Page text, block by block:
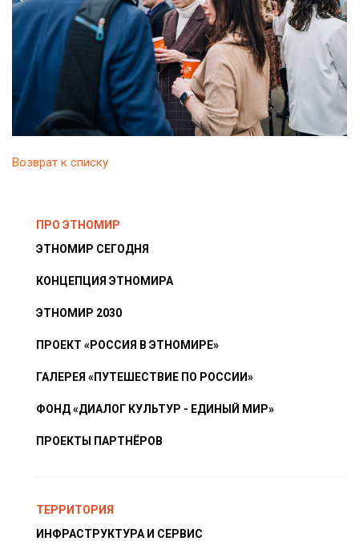
Возврат к списку
ПРО ЭТНОМИР
ЭТНОМИР СЕГОДНЯ
КОНЦЕПЦИЯ ЭТНОМИРА
ЭТНОМИР 2030
ПРОЕКТ «РОССИЯ В ЭТНОМИРЕ»
ГАЛЕРЕЯ «ПУТЕШЕСТВИЕ ПО РОССИИ»
ФОНД «ДИАЛОГ КУЛЬТУР - ЕДИНЫЙ МИР»
ПРОЕКТЫ ПАРТНЁРОВ
ТЕРРИТОРИЯ
ИНФРАСТРУКТУРА И СЕРВИС